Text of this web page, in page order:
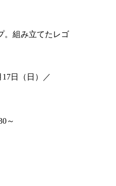
。組み立てたレゴ
日（日）／
～